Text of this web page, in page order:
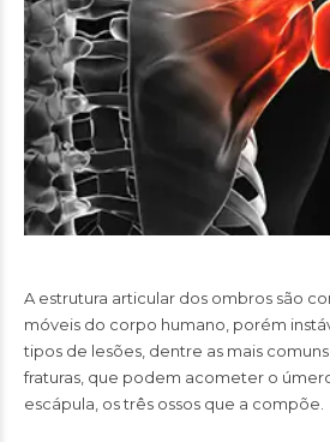
A estrutura articular dos ombros são
móveis do corpo humano, porém
tipos de lesões, dentre as mais
fraturas, que podem acometer o
escápula, os três ossos que a compõe.